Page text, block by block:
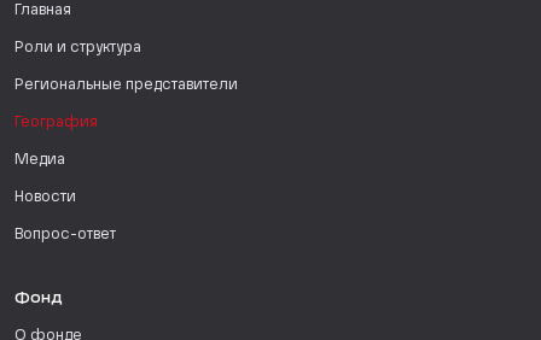
Главная
Роли и структура
Региональные представители
География
Медиа
Новости
Вопрос-ответ
Фонд
О фонде